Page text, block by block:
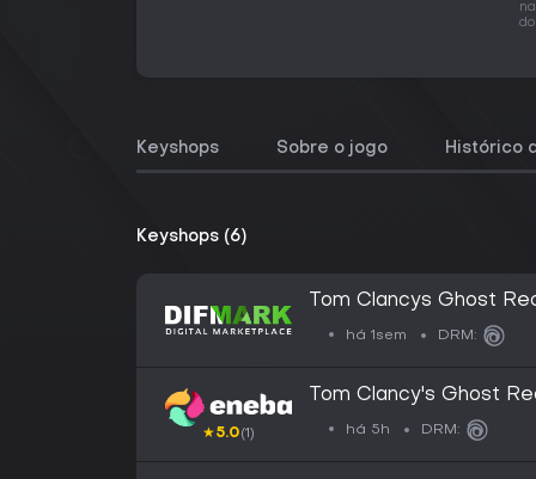
Keyshops Sobre o jogo Histórico
Keyshops (6)
Tom Clancys Ghost
há 1sem DRM:
★5.0(1)
Tom Clancy's Ghost
(PC) Uplay Key EMEA
há 5h DRM: